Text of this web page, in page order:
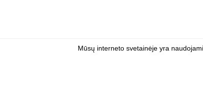
Mūsų interneto svetainėje yra